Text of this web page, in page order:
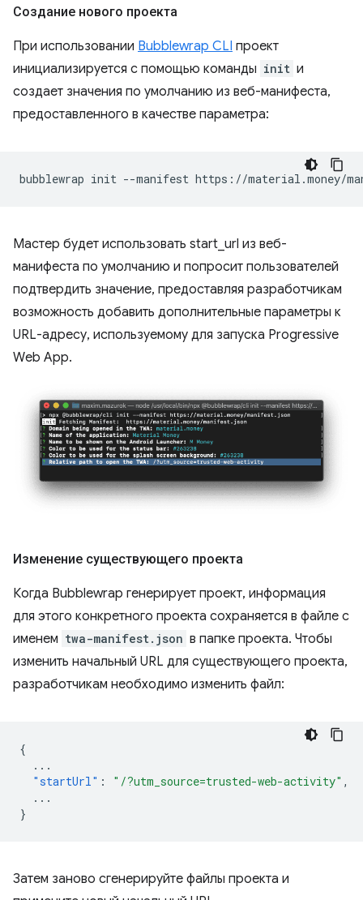
Создание нового проекта
При использовании Bubblewrap CLI проект
инициализируется с помощью команды init и
создает значения по умолчанию из веб-манифеста,
предоставленного в качестве параметра:
bubblewrap init --manifest
Мастер будет использовать start_url из веб-
манифеста по умолчанию и попросит пользователей
подтвердить значение, предоставляя разработчикам
возможность добавить дополнительные параметры к
URL-адресу, используемому для запуска Progressive
Web App.
Изменение существующего проекта
Когда Bubblewrap генерирует проект, информация
для этого конкретного проекта сохраняется в файле с
именем twa-manifest.json в папке проекта. Чтобы
изменить начальный URL для существующего проекта,
разработчикам необходимо изменить файл:
{
...
"startUrl" : "/?utm_source=trusted-web-activity" ,
...
}
Затем заново сгенерируйте файлы проекта и